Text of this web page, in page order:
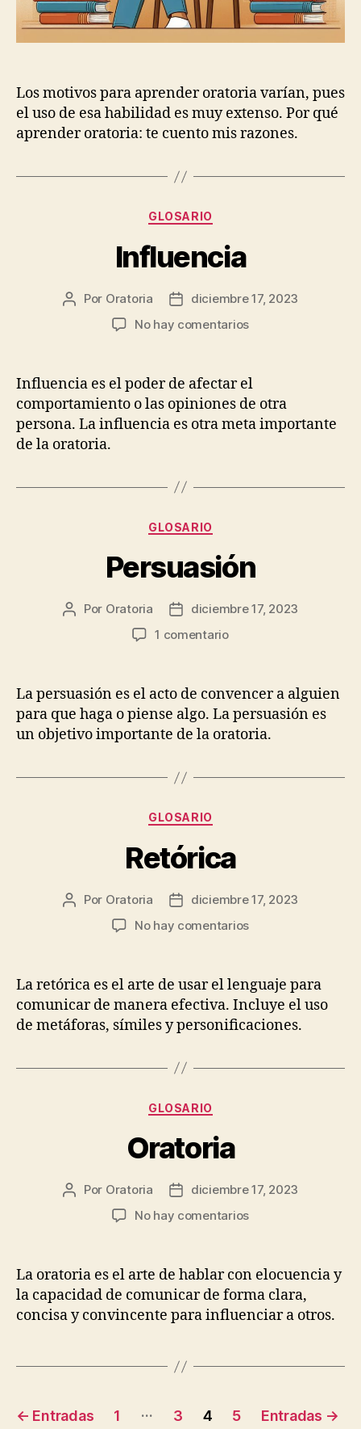
Los motivos para aprender oratoria varían, pues
el uso de esa habilidad es muy extenso. Por qué
aprender oratoria: te cuento mis razones.
Categorías
GLOSARIO
Influencia
Autor
Por Oratoria
Fechadiciembre 17, 2023
No hay comentariosen
Influencia es el poder de afectar el
comportamiento o las opiniones de otra
persona. La influencia es otra meta importante
de la oratoria.
Categorías
GLOSARIO
Persuasión
Autor
Por Oratoria
Fechadiciembre 17, 2023
1 comentarioen
La persuasión es el acto de convencer a alguien
para que haga o piense algo. La persuasión es
un objetivo importante de la oratoria.
Categorías
GLOSARIO
Retórica
Autor
Por Oratoria
Fechadiciembre 17, 2023
No hay comentariosen
La retórica es el arte de usar el lenguaje para
comunicar de manera efectiva. Incluye el uso
de metáforas, símiles y personificaciones.
Categorías
GLOSARIO
Oratoria
Autor
Por Oratoria
Fechadiciembre 17, 2023
No hay comentariosen
La oratoria es el arte de hablar con elocuencia y
la capacidad de comunicar de forma clara,
concisa y convincente para influenciar a otros.
Posts
← Entradas 1 … 3 4 5 Entradas →